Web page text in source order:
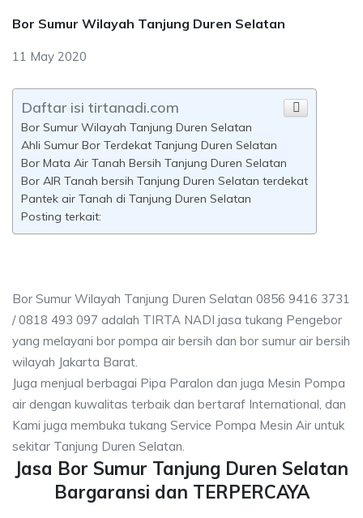
Bor Sumur Wilayah Tanjung Duren Selatan
11 May 2020
Daftar isi tirtanadi.com
Bor Sumur Wilayah Tanjung Duren Selatan
Ahli Sumur Bor Terdekat Tanjung Duren Selatan
Bor Mata Air Tanah Bersih Tanjung Duren Selatan
Bor AIR Tanah bersih Tanjung Duren Selatan terdekat
Pantek air Tanah di Tanjung Duren Selatan
Posting terkait:
Bor Sumur Wilayah Tanjung Duren Selatan 0856 9416 3731
/ 0818 493 097 adalah TIRTA NADI jasa tukang Pengebor
yang melayani bor pompa air bersih dan bor sumur air bersih
wilayah Jakarta Barat.
Juga menjual berbagai Pipa Paralon dan juga Mesin Pompa
air dengan kuwalitas terbaik dan bertaraf International, dan
Kami juga membuka tukang Service Pompa Mesin Air untuk
sekitar Tanjung Duren Selatan.
Jasa Bor Sumur Tanjung Duren Selatan
Bargaransi dan TERPERCAYA